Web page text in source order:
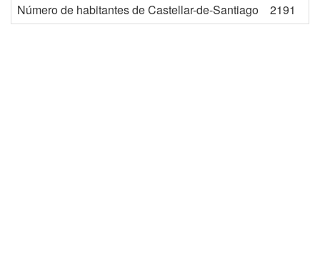
Número de habitantes de Castellar-de-Santiago
2191